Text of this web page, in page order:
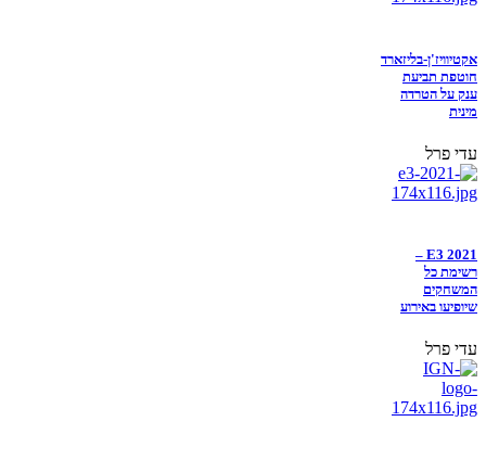
אקטיוויז'ן-בליזארד
חוטפת תביעת
ענק על הטרדה
מינית
עדי פרל
E3 2021 –
רשימת כל
המשחקים
שיופיעו באירוע
עדי פרל